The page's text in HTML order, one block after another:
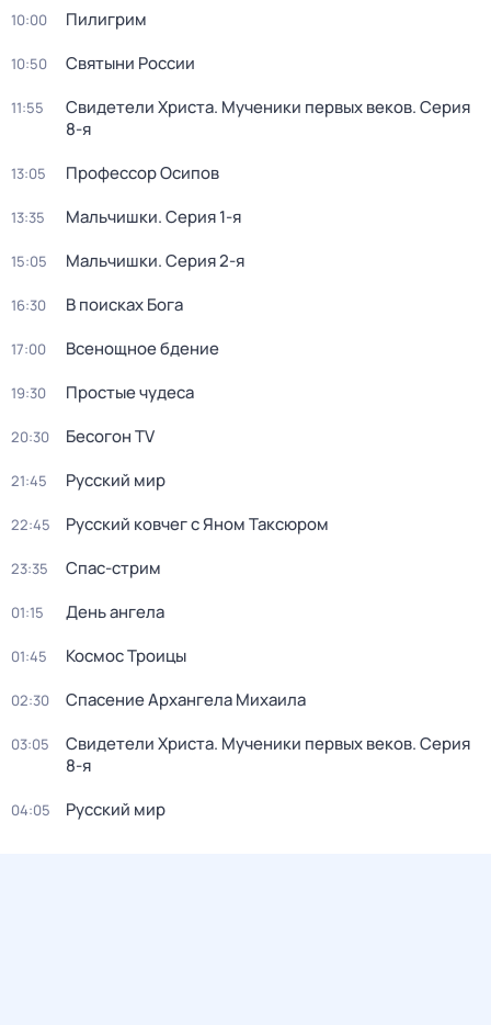
10:00 Пилигрим
10:50 Святыни России
11:55 Свидетели Христа. Мученики первых веков. Серия
8-я
13:05 Профессор Осипов
13:35 Мальчишки. Серия 1-я
15:05 Мальчишки. Серия 2-я
16:30 В поисках Бога
17:00 Всенощное бдение
19:30 Простые чудеca
20:30 Бесогон TV
21:45 Русский мир
22:45 Русский ковчег с Яном Таксюром
23:35 Спас-стрим
01:15 День ангела
01:45 Космос Троицы
02:30 Спасение Архангела Михаила
03:05 Свидетели Христа. Мученики первых веков. Серия
8-я
04:05 Русский мир